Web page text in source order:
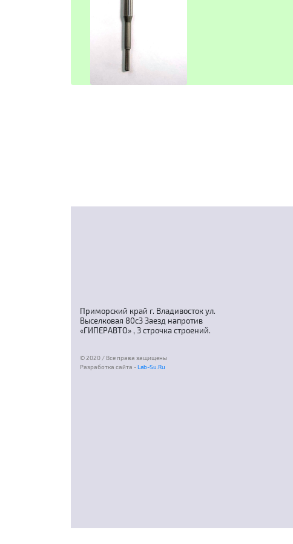
Приморский край г. Владивосток ул.
Выселковая 80с3 Заезд напротив
«ГИПЕРАВТО» , 3 строчка строений.
© 2020 / Все права защищены
Разработка сайта -Lab-Su.Ru